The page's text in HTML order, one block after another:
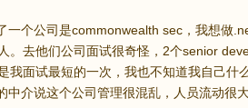
一个公司是commonwealth sec，我想做
。去他们公司面试很奇怪，2个senior
我面试最短的一次，我也不知道我自己什
中介说这个公司管理很混乱，人员流动很